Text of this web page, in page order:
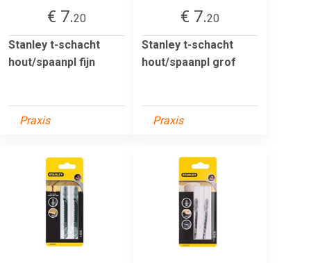
€ 7.20
Stanley t-schacht
hout/spaanpl fijn
Praxis
€ 7.20
Stanley t-schacht
hout/spaanpl grof
Praxis